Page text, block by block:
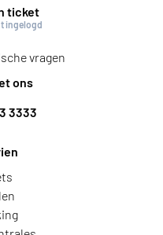
ticket
ingelogd
vragen
ons
3333